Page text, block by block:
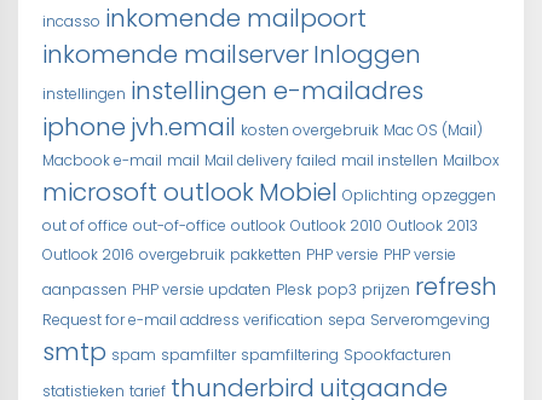
incasso inkomende mailpoort
inkomende mailserverInloggen
instellingen instellingen e-mailadres
iphone jvh.email kosten overgebruik Mac OS (Mail)
Macbook e-mail mail Mail delivery failed mail instellen Mailbox
microsoft outlookMobiel Oplichting opzeggen
out of office out-of-office outlook Outlook 2010 Outlook 2013
Outlook 2016 overgebruik pakketten PHP versie PHP versie
aanpassen PHP versie updaten Plesk pop3 prijzen refresh
Request for e-mail address verification sepa Serveromgeving
smtp spam spamfilter spamfiltering Spookfacturen
statistieken tarief thunderbird uitgaande